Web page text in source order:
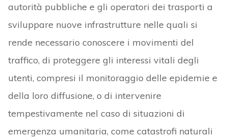
autorità pubbliche e gli operatori dei trasporti a
sviluppare nuove infrastrutture nelle quali si
rende necessario conoscere i movimenti del
traffico, di proteggere gli interessi vitali degli
utenti, compresi il monitoraggio delle epidemie e
della loro diffusione, o di intervenire
tempestivamente nel caso di situazioni di
emergenza umanitaria, come catastrofi naturali